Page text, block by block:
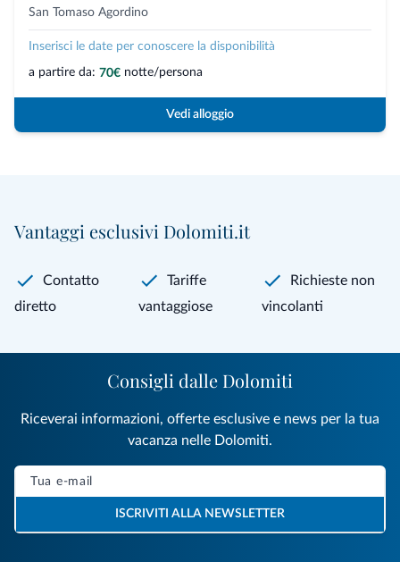
San Tomaso Agordino
Inserisci le date per conoscere la disponibilità
a partire da: 70€ notte/persona
Vedi alloggio
Vantaggi esclusivi Dolomiti.it
Contatto
diretto
Tariffe
vantaggiose
Richieste non
vincolanti
Consigli dalle Dolomiti
Riceverai informazioni, offerte esclusive e news per la tua
vacanza nelle Dolomiti.
ISCRIVITI ALLA NEWSLETTER